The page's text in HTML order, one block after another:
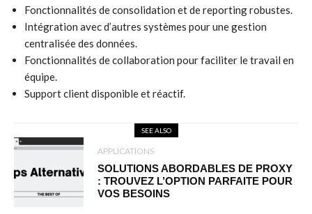
Fonctionnalités de consolidation et de reporting robustes.
Intégration avec d’autres systèmes pour une gestion
centralisée des données.
Fonctionnalités de collaboration pour faciliter le travail en
équipe.
Support client disponible et réactif.
SEE ALSO
APPLICATIONS
SOLUTIONS ABORDABLES DE PROXY
: TROUVEZ L’OPTION PARFAITE POUR
VOS BESOINS